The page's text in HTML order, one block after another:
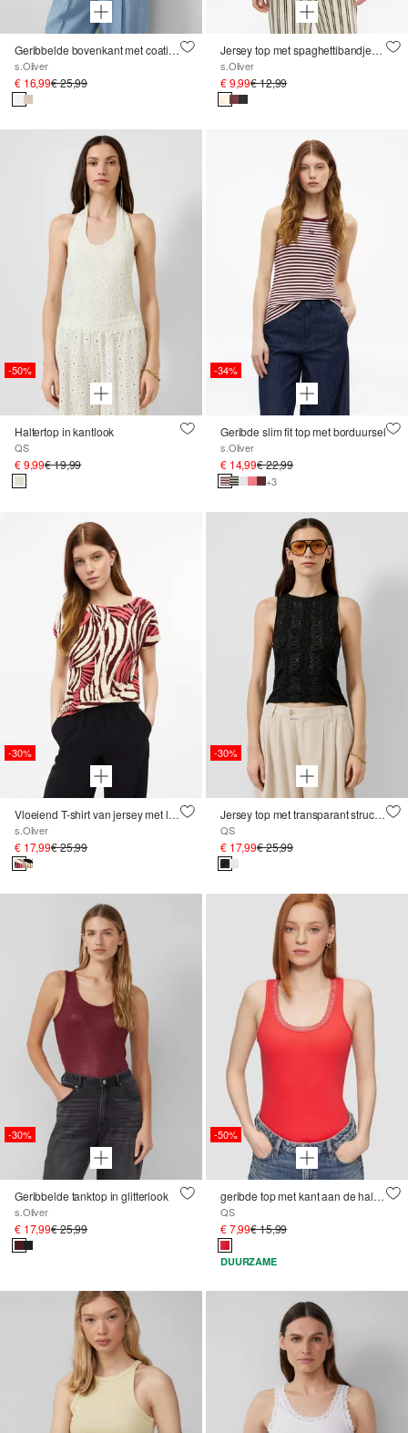
Geribbelde bovenkant met coating
s.Oliver
€ 16,99€ 25,99
Jersey top met spaghettibandjes in een slanke pasvorm
s.Oliver
€ 9,99€ 12,99
-50%
Haltertop in kantlook
QS
€ 9,99€ 19,99
-34%
Geribde slim fit top met borduursel
s.Oliver
€ 14,99€ 22,99
+3
-30%
Vloeiend T-shirt van jersey met loshangende mouwen
s.Oliver
€ 17,99€ 25,99
-30%
Jersey top met transparant structuurpatroon
QS
€ 17,99€ 25,99
-30%
Geribbelde tanktop in glitterlook
s.Oliver
€ 17,99€ 25,99
-50%
geribde top met kant aan de halslijn
QS
€ 7,99€ 15,99
DUURZAME